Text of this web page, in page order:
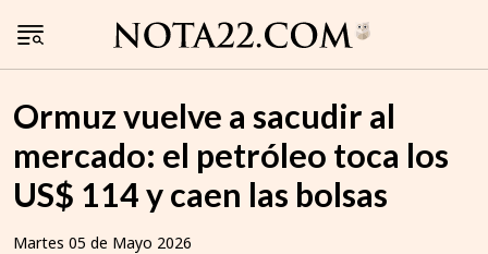
Ormuz vuelve a sacudir al
mercado: el petróleo toca los
US$ 114 y caen las bolsas
Martes 05 de Mayo 2026